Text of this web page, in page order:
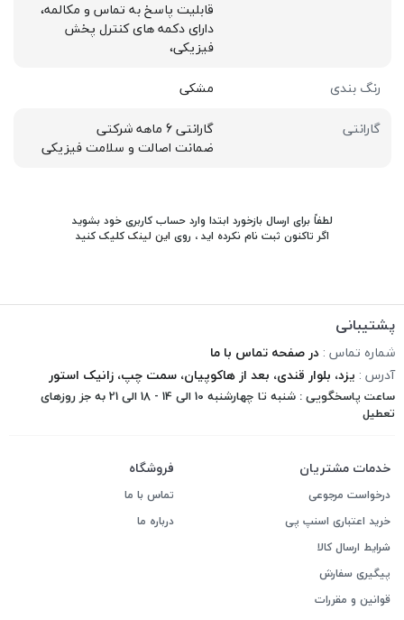
قابلیت پاسخ به تماس و مکالمه،
دارای دکمه های کنترل پخش
فیزیکی،
رنگ بندی
مشکی
گارانتی
گارانتی 6 ماهه شرکتی
ضمانت اصالت و سلامت فیزیکی
لطفاً برای ارسال بازخورد ابتدا وارد حساب کاربری خود بشوید
اگر تاکنون ثبت نام نکرده اید ، روی این لینک کلیک کنید
پشتیبانی
شماره تماس : در صفحه تماس با ما
آدرس : یزد، بلوار قندی، بعد از هاکوپیان، سمت چپ، زانیک استور
ساعت پاسخگویی : شنبه تا چهارشنبه 10 الی 14 - 18 الی 21 به جز روزهای
تعطیل
خدمات مشتریان
درخواست مرجوعی
خرید اعتباری اسنپ پی
شرایط ارسال کالا
پیگیری سفارش
قوانین و مقررات
فروشگاه
تماس با ما
درباره ما